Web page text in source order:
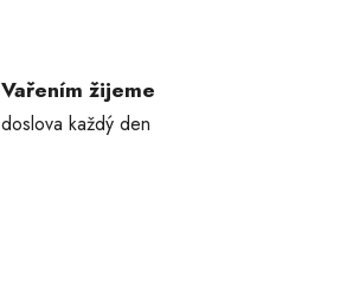
Vařením žijeme
doslova každý den